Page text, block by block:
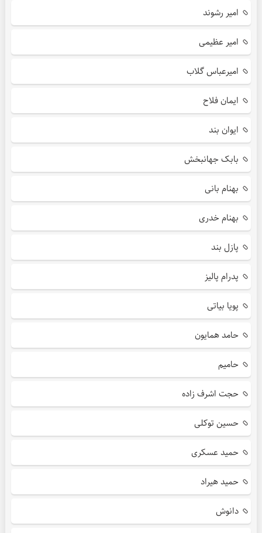
امیر رشوند
امیر عظیمی
امیرعباس گلاب
ایمان فلاح
ایوان بند
بابک جهانبخش
بهنام بانی
بهنام خدری
پازل بند
پدرام پالیز
پویا بیاتی
حامد همایون
حامیم
حجت اشرف زاده
حسین توکلی
حمید عسکری
حمید هیراد
دانوش